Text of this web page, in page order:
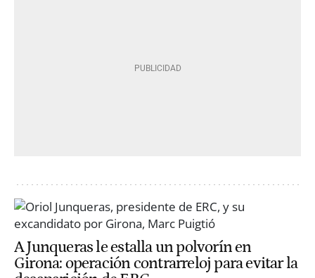
A Junqueras le estalla un polvorín en
Girona: operación contrarreloj para evitar la